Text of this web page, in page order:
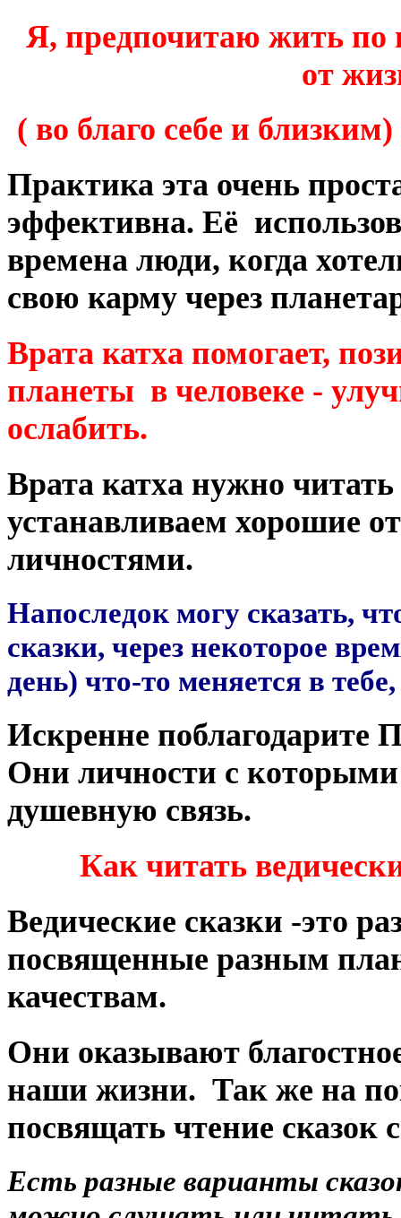
Я, предпочитаю жить по
от
( во благо себе и
Практика эта очень
эффективна. Её
времена люди, когда
свою карму через
Врата катха помогает,
планеты в человеке -
ослабить.
Врата катха нужно
устанавливаем хорошие
личностями.
Напоследок могу сказать,
сказки, через некоторое
день) что-то меняется в
Искренне поблагодарите
Они личности с
душевную связь.
Как читать
Ведические сказки -это
посвященные разным
качествам.
Они оказывают
наши жизни. Так же на
посвящать чтение сказок
Есть разные варианты